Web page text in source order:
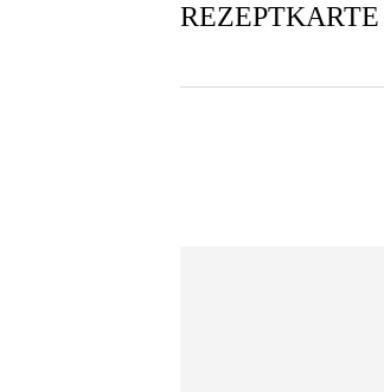
REZEPTKARTE